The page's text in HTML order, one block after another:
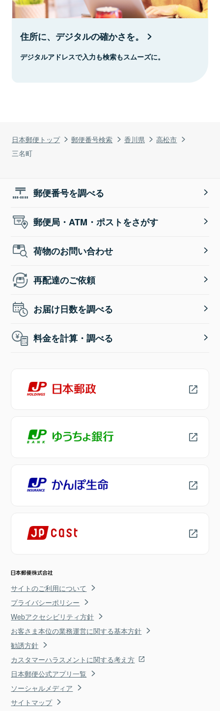
日本郵便トップ 郵便番号検索 香川県
高松市
三名町
住所に、デジタルの確かさを。
デジタルアドレスで入力も検索もスムーズに。
郵便番号を調べる
郵便局・ATM・ポストをさがす
荷物のお問い合わせ
再配達のご依頼
お届け日数を調べる
料金を計算・調べる
サイトのご利用について
プライバシーポリシー
Webアクセシビリティ方針
お客さま本位の業務運営に関する基本方針
勧誘方針
カスタマーハラスメントに関する考え方
日本郵便公式アプリ一覧
ソーシャルメディア
サイトマップ